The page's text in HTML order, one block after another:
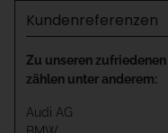
Kundenreferenzen
Zu unseren
zählen unter anderem:
Audi AG